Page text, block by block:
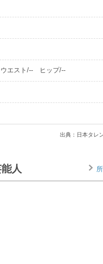
エスト/-- ヒップ/--
出典：日本タレ
人